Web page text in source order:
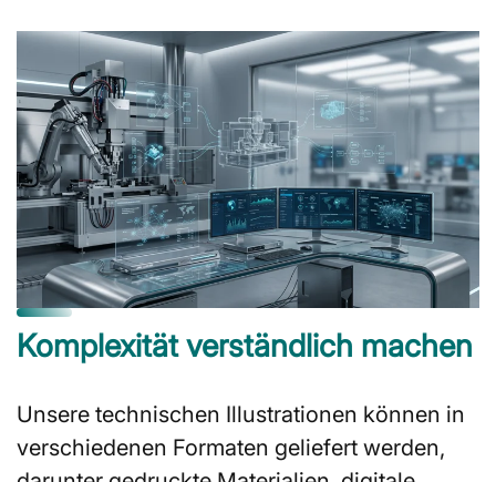
Komplexität verständlich machen
Unsere technischen Illustrationen können in
verschiedenen Formaten geliefert werden,